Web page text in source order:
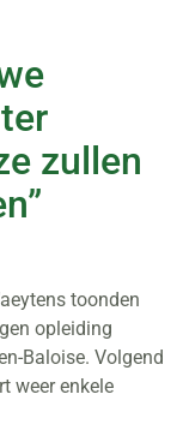
zullen
toonden
opleiding
Baloise. Volgend
weer enkele